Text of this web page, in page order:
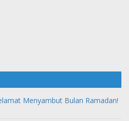
Menyambut Bulan Ramadan!